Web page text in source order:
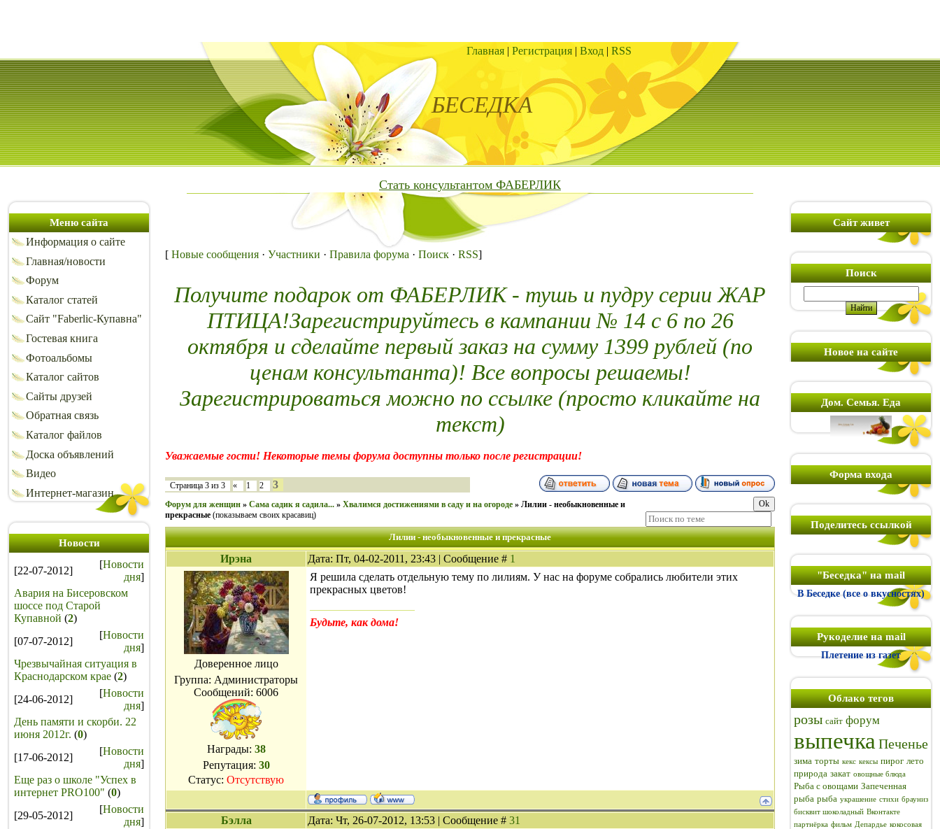
Главная | Регистрация | Вход | RSS
БЕСЕДКА
Стать консультантом ФАБЕРЛИК
Меню сайта
Информация о сайте
Главная/новости
Форум
Каталог статей
Сайт "Faberlic-Купавна"
Гостевая книга
Фотоальбомы
Каталог сайтов
Сайты друзей
Обратная связь
Каталог файлов
Доска объявлений
Видео
Интернет-магазин
Новости
[22-07-2012]
[Новости
дня]
Авария на Бисеровском
шоссе под Старой
Купавной (2)
[07-07-2012]
[Новости
дня]
Чрезвычайная ситуация в
Краснодарском крае (2)
[24-06-2012]
[Новости
дня]
День памяти и скорби. 22
июня 2012г. (0)
[17-06-2012]
[Новости
дня]
Еще раз о школе "Успех в
интернет PRO100" (0)
[29-05-2012]
[Новости
дня]
[ Новые сообщения · Участники · Правила форума · Поиск · RSS]
Получите подарок от ФАБЕРЛИК - тушь и пудру серии ЖАР
ПТИЦА!Зарегистрируйтесь в кампании № 14 с 6 по 26
октября и сделайте первый заказ на сумму 1399 рублей (по
ценам консультанта)! Все вопросы решаемы!
Зарегистрироваться можно по ссылке (просто кликайте на
текст)
Уважаемые гости! Некоторые темы форума доступны только после регистрации!
Страница 3 из 3 « 1 2 3
Форум для женщин » Сама садик я садила... » Хвалимся достижениями в саду и на огороде » Лилии - необыкновенные и
прекрасные (показываем своих красавиц)
Лилии - необыкновенные и прекрасные
Ирэна Дата: Пт, 04-02-2011, 23:43 | Сообщение # 1
Доверенное лицо
Группа: Администраторы
Сообщений: 6006
Награды: 38
Репутация: 30
Статус: Отсутствую
Я решила сделать отдельную тему по лилиям. У нас на форуме собрались любители этих
прекрасных цветов!
Будьте, как дома!
Бэлла Дата: Чт, 26-07-2012, 13:53 | Сообщение # 31
Сайт живет
Поиск
Новое на сайте
Дом. Семья. Еда
Форма входа
Поделитесь ссылкой
"Беседка" на mail
В Беседке (все о вкусностях)
Рукоделие на mail
Плетение из газет
Облако тегов
розы сайт форум
выпечка Печенье
зима торты кекс кексы пирог лето
природа закат овощные блюда
Рыба с овощами Запеченная
рыба рыба украшение стихи брауниз
бисквит шоколадный Вконтакте
партнёрка фильм Депардье кокосовая